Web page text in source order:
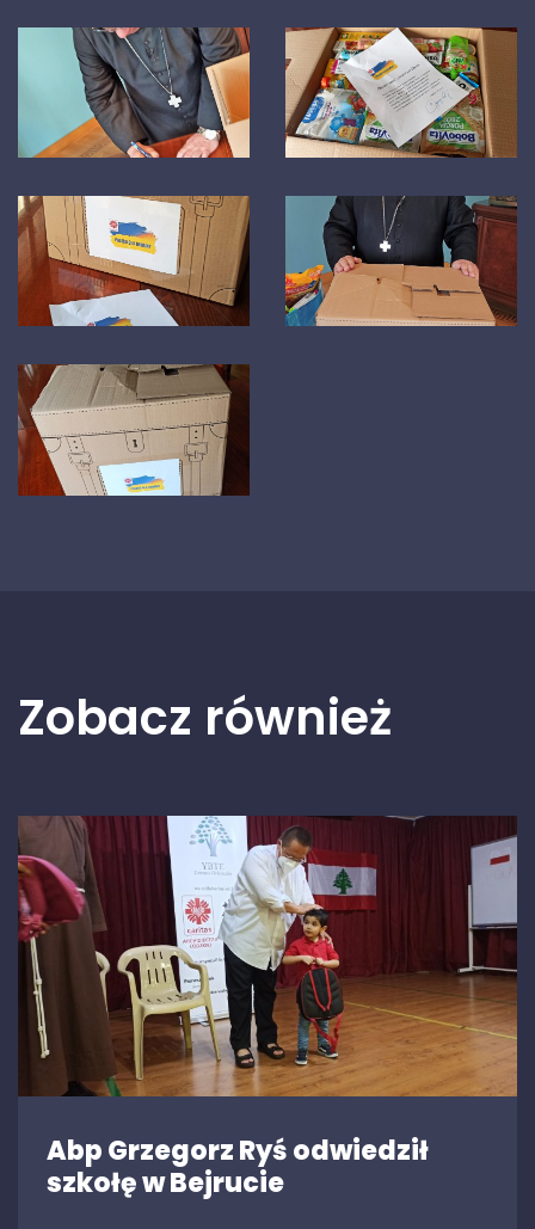
Zobacz również
Abp Grzegorz Ryś odwiedził
szkołę w Bejrucie